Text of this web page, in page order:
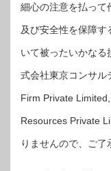
細心の注意を払って
及び安全性を保障
いて被ったいかな
式会社東京コンサル
Firm Private
Resources Private
りませんので、ご了